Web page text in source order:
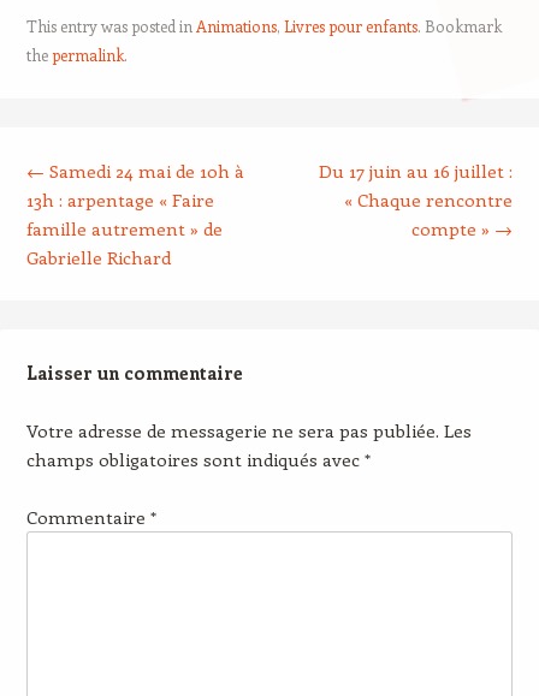
This entry was posted in Animations, Livres pour enfants. Bookmark
thepermalink.
← Samedi 24 mai de 10h à
13h : arpentage « Faire
famille autrement » de
Gabrielle Richard
Du 17 juin au 16 juillet :
« Chaque rencontre
compte » →
Laisser un commentaire
Votre adresse de messagerie ne sera pas publiée. Les
champs obligatoires sont indiqués avec *
Commentaire *